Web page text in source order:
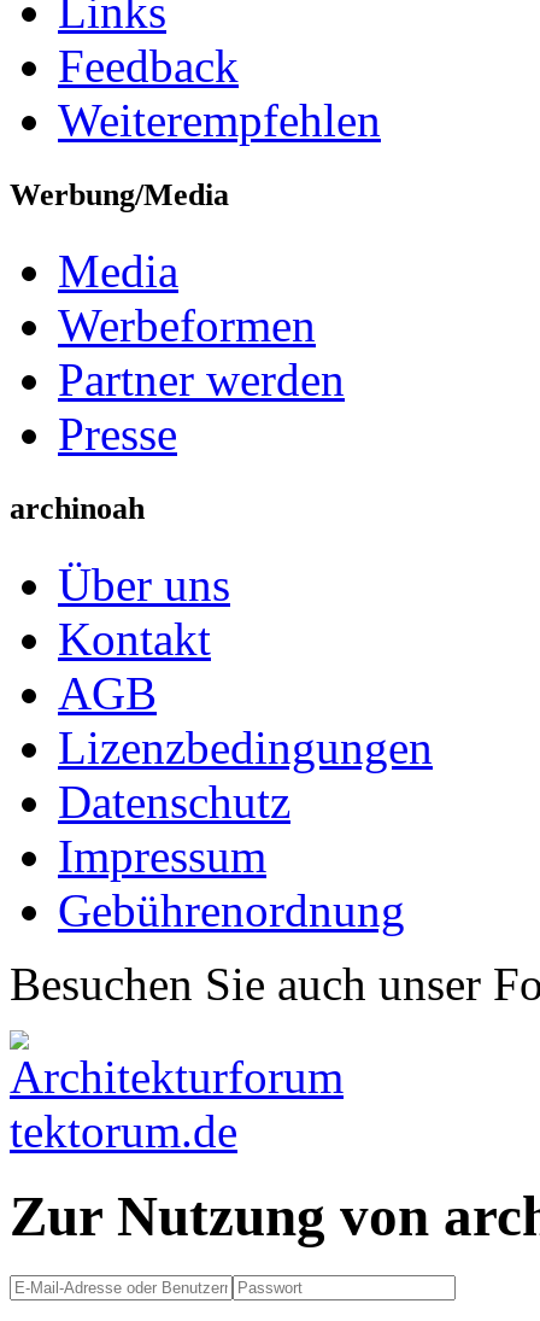
Links
Feedback
Weiterempfehlen
Werbung/Media
Media
Werbeformen
Partner werden
Presse
archinoah
Über uns
Kontakt
AGB
Lizenzbedingungen
Datenschutz
Impressum
Gebührenordnung
Besuchen Sie auch unser
Zur Nutzung von